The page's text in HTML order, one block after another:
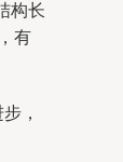
构长
有
，